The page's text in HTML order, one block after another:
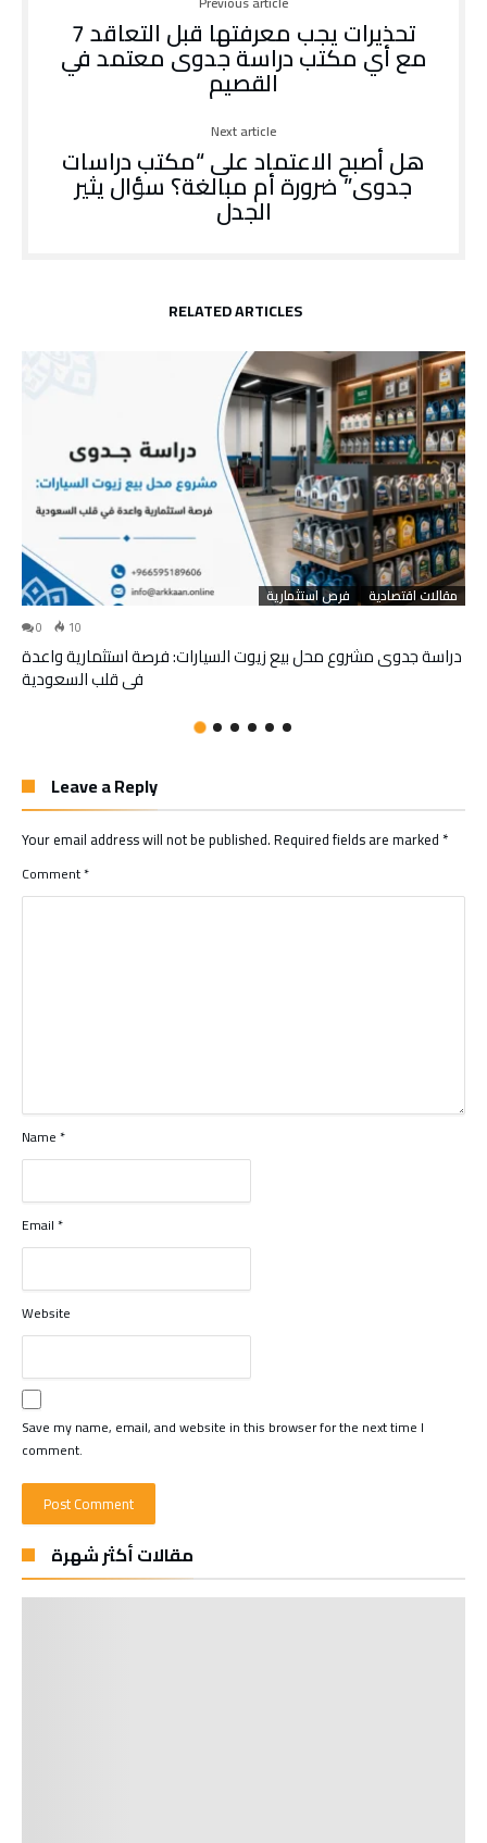
7 تحذيرات يجب معرفتها قبل التعاقد
مع أي مكتب دراسة جدوى معتمد في
القصيم
Next article
هل أصبح الاعتماد على “مكتب دراسات
جدوى” ضرورة أم مبالغة؟ سؤال يثير
الجدل
RELATED ARTICLES
فرص استثمارية مقالات اقتصادية
0 10
دراسة جدوى مشروع محل بيع زيوت السيارات: فرصة استثمارية واعدة
في قلب السعودية
Leave a Reply
Your email address will not be published.Required fields are marked*
Comment*
Name*
Email*
Website
Save my name, email, and website in this browser for the next time I
comment.
مقالات أكثر شهرة